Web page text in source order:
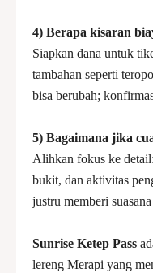
4) Berapa kisaran
Siapkan dana untuk
tambahan seperti
bisa berubah;
5) Bagaimana jika
Alihkan fokus ke
bukit, dan aktivitas
justru memberi
Sunrise Ketep Pass
lereng Merapi yang